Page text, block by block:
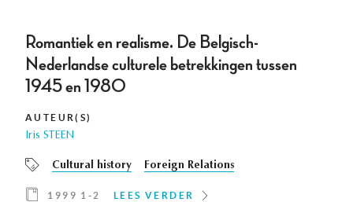
Romantiek en realisme. De Belgisch-
Nederlandse culturele betrekkingen tussen
1945 en 1980
AUTEUR(S)
Iris STEEN
Cultural history Foreign Relations
1999 1-2 LEES VERDER